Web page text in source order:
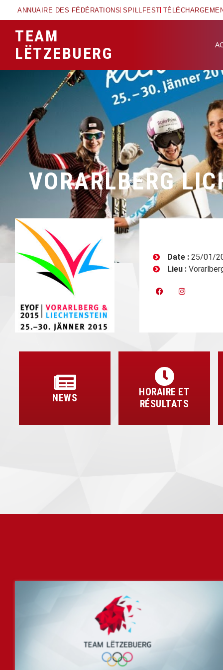
ANNUAIRE DES FÉDÉRATIONS SPILLFEST
TEAM
LËTZEBUERG
VORARLBERG
Date :25/01/
Lieu :
NEWS
HORAIRE ET
RÉSULTATS